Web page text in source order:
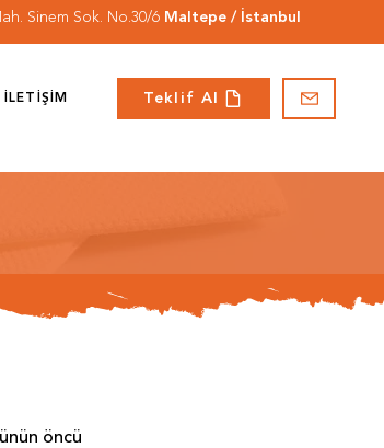
Sinem Sok. No.30/6 Maltepe / İstanbul
İLETİŞİM Teklif Al
öncü